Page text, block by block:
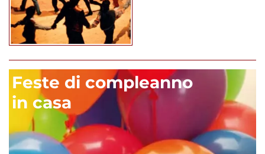
Feste di compleanno
in casa